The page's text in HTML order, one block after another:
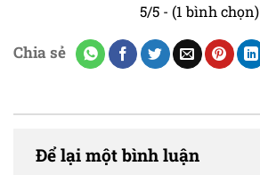
5/5 - (1 bình chọn)
Chia sẻ
Để lại một bình luận